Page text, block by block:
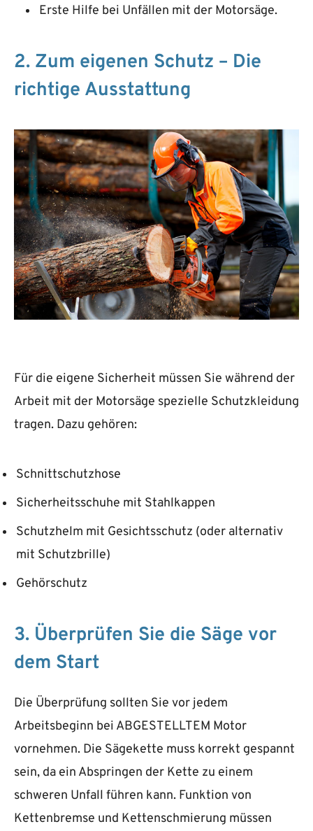
Erste Hilfe bei Unfällen mit der Motorsäge.
2. Zum eigenen Schutz – Die
richtige Ausstattung
Für die eigene Sicherheit müssen Sie während der
Arbeit mit der Motorsäge spezielle Schutzkleidung
tragen. Dazu gehören:
Schnittschutzhose
Sicherheitsschuhe mit Stahlkappen
Schutzhelm mit Gesichtsschutz (oder alternativ
mit Schutzbrille)
Gehörschutz
3. Überprüfen Sie die Säge vor
dem Start
Die Überprüfung sollten Sie vor jedem
Arbeitsbeginn bei ABGESTELLTEM Motor
vornehmen. Die Sägekette muss korrekt gespannt
sein, da ein Abspringen der Kette zu einem
schweren Unfall führen kann. Funktion von
Kettenbremse und Kettenschmierung müssen